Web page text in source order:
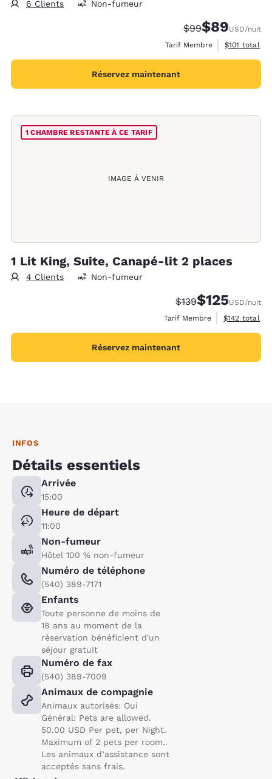
6 Clients Non-fumeur
Tarif barré :
$99Tarif réduit :
$89USD/nuit
Tarif Membre
Afficher les
$101 total
Réservez maintenant
IMAGE À VENIR
1 CHAMBRE RESTANTE À CE TARIF
1 Lit King, Suite, Canapé-lit 2 places
4 Clients Non-fumeur
Tarif barré :
$139Tarif réduit :
$125USD/nuit
Tarif Membre
Afficher les
$142 total
Réservez maintenant
INFOS
Détails essentiels
Arrivée
15:00
Heure de départ
11:00
Non-fumeur
Hôtel 100 % non-fumeur
Numéro de téléphone
(540) 389-7171
Enfants
Toute personne de moins de
18 ans au moment de la
réservation bénéficient d'un
séjour gratuit
Numéro de fax
(540) 389-7009
Animaux de compagnie
Animaux autorisés: Oui
Général: Pets are allowed.
50.00 USD Per pet, per Night.
Maximum of 2 pets per room..
Les animaux d’assistance sont
acceptés sans frais.